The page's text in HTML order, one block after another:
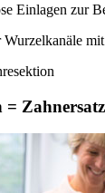
Einlagen zur
Wurzelkanäle
Zahnersatz